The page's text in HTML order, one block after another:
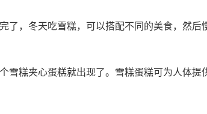
，冬天吃雪糕，可以搭配不同的美食，然后
雪糕夹心蛋糕就出现了。雪糕蛋糕可为人体提